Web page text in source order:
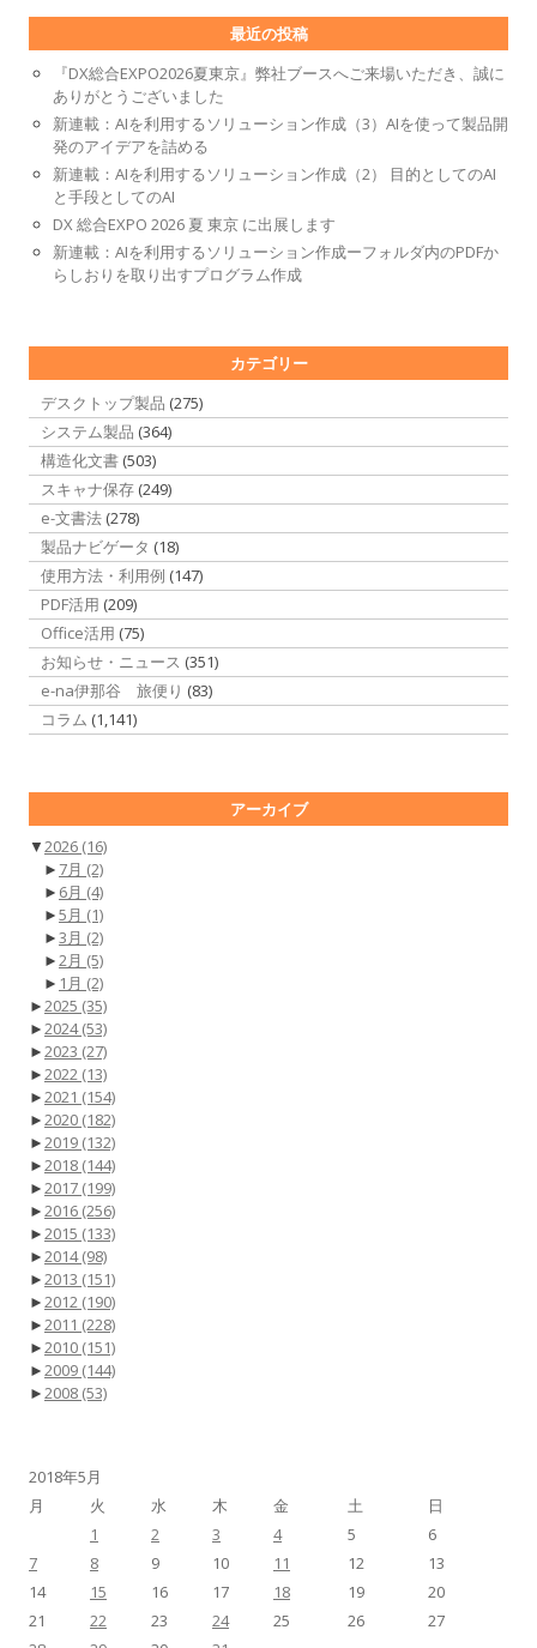
最近の投稿
『DX総合EXPO2026夏東京』弊社ブースへご来場いただき、誠に
ありがとうございました
新連載：AIを利用するソリューション作成（3）AIを使って製品開
発のアイデアを詰める
新連載：AIを利用するソリューション作成（2） 目的としてのAI
と手段としてのAI
DX 総合EXPO 2026 夏 東京 に出展します
新連載：AIを利用するソリューション作成ーフォルダ内のPDFか
らしおりを取り出すプログラム作成
カテゴリー
デスクトップ製品 (275)
システム製品 (364)
構造化文書 (503)
スキャナ保存 (249)
e-文書法 (278)
製品ナビゲータ (18)
使用方法・利用例 (147)
PDF活用 (209)
Office活用 (75)
お知らせ・ニュース (351)
e-na伊那谷 旅便り (83)
コラム (1,141)
アーカイブ
▼2026 (16)
► 7月 (2)
► 6月 (4)
►5月 (1)
►3月 (2)
►2月 (5)
► 1月 (2)
►2025 (35)
►2024(53)
►2023 (27)
►2022 (13)
►2021 (154)
►2020 (182)
►2019 (132)
►2018 (144)
►2017 (199)
►2016 (256)
►2015 (133)
►2014(98)
►2013 (151)
►2012 (190)
►2011 (228)
►2010 (151)
►2009 (144)
►2008 (53)
2018年5月
月
火 水 木 金 土
日
1
2 3 4 5
6
7
8 9 10 11 12
13
14
15 16 17 18 19
20
21
22 23 24 25 26
27